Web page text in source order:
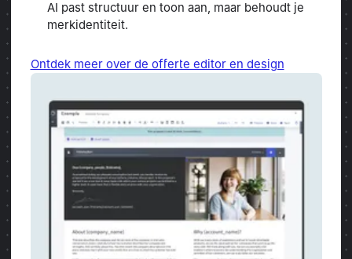
AI past structuur en toon aan, maar behoudt je
merkidentiteit.
Ontdek meer over de offerte editor en design